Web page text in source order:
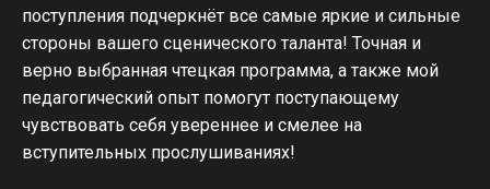
поступления подчеркнёт все самые яркие и сильные
стороны вашего сценического таланта! Точная и
верно выбранная чтецкая программа, а также мой
педагогический опыт помогут поступающему
чувствовать себя увереннее и смелее на
вступительных прослушиваниях!